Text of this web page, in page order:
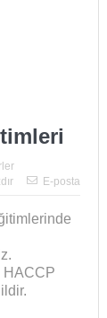
E-posta
HACCP